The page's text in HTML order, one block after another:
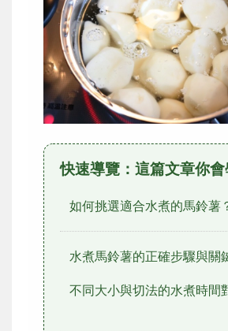
快速導覽：這篇文章你
如何挑選適合水煮的馬鈴薯
水煮馬鈴薯的正確步驟與關
不同大小與切法的水煮時間